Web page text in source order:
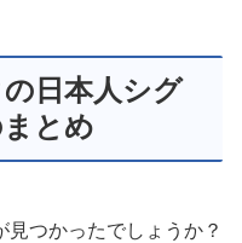
の日本人シグ
とめ
つかったでしょうか？